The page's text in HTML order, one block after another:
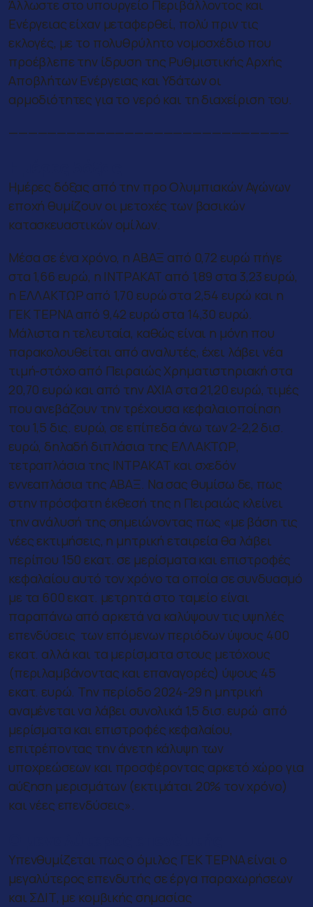
Άλλωστε στο υπουργείο Περιβάλλοντος και
Ενέργειας είχαν μεταφερθεί, πολύ πριν τις
εκλογές, με το πολυθρύλητο νομοσχέδιο που
προέβλεπε την ίδρυση της Ρυθμιστικής Αρχής
Αποβλήτων Ενέργειας και Υδάτων οι
αρμοδιότητες για το νερό και τη διαχείριση του.
—————————————————————————————
Ημέρες δόξας από την προ Ολυμπιακών Αγώνων
εποχή θυμίζουν οι μετοχές των βασικών
κατασκευαστικών ομίλων.
Μέσα σε ένα χρόνο, η ΑΒΑΞ από 0,72 ευρώ πήγε
στα 1,66 ευρώ, η ΙΝΤΡΑΚΑΤ από 1,89 στα 3,23 ευρώ,
η ΕΛΛΑΚΤΩΡ από 1,70 ευρώ στα 2,54 ευρώ και η
ΓΕΚ ΤΕΡΝΑ από 9,42 ευρώ στα 14,30 ευρώ.
Μάλιστα η τελευταία, καθώς είναι η μόνη που
παρακολουθείται από αναλυτές, έχει λάβει νέα
τιμή-στόχο από Πειραιώς Χρηματιστηριακή στα
20,70 ευρώ και από την AXIA στα 21,20 ευρώ, τιμές
που ανεβάζουν την τρέχουσα κεφαλαιοποίηση
του 1,5 δις. ευρώ, σε επίπεδα άνω των 2-2,2 δισ.
ευρώ, δηλαδή διπλάσια της ΕΛΛΑΚΤΩΡ,
τετραπλάσια της ΙΝΤΡΑΚΑΤ και σχεδόν
εννεαπλάσια της ΑΒΑΞ. Να σας θυμίσω δε, πως
στην πρόσφατη έκθεσή της η Πειραιώς κλείνει
την ανάλυσή της σημειώνοντας πως «με βάση τις
νέες εκτιμήσεις, η μητρική εταιρεία θα λάβει
περίπου 150 εκατ. σε μερίσματα και επιστροφές
κεφαλαίου αυτό τον χρόνο τα οποία σε συνδυασμό
με τα 600 εκατ. μετρητά στο ταμείο είναι
παραπάνω από αρκετά να καλύψουν τις υψηλές
επενδύσεις των επόμενων περιόδων ύψους 400
εκατ. αλλά και τα μερίσματα στους μετόχους
(περιλαμβάνοντας και επαναγορές) ύψους 45
εκατ. ευρώ. Την περίοδο 2024-29 η μητρική
αναμένεται να λάβει συνολικά 1,5 δισ. ευρώ από
μερίσματα και επιστροφές κεφαλαίου,
επιτρέποντας την άνετη κάλυψη των
υποχρεώσεων και προσφέροντας αρκετό χώρο για
αύξηση μερισμάτων (εκτιμάται 20% τον χρόνο)
και νέες επενδύσεις».
Υπενθυμίζεται πως ο όμιλος ΓΕΚ ΤΕΡΝΑ είναι ο
μεγαλύτερος επενδυτής σε έργα παραχωρήσεων
και ΣΔΙΤ, με κομβικής σημασίας